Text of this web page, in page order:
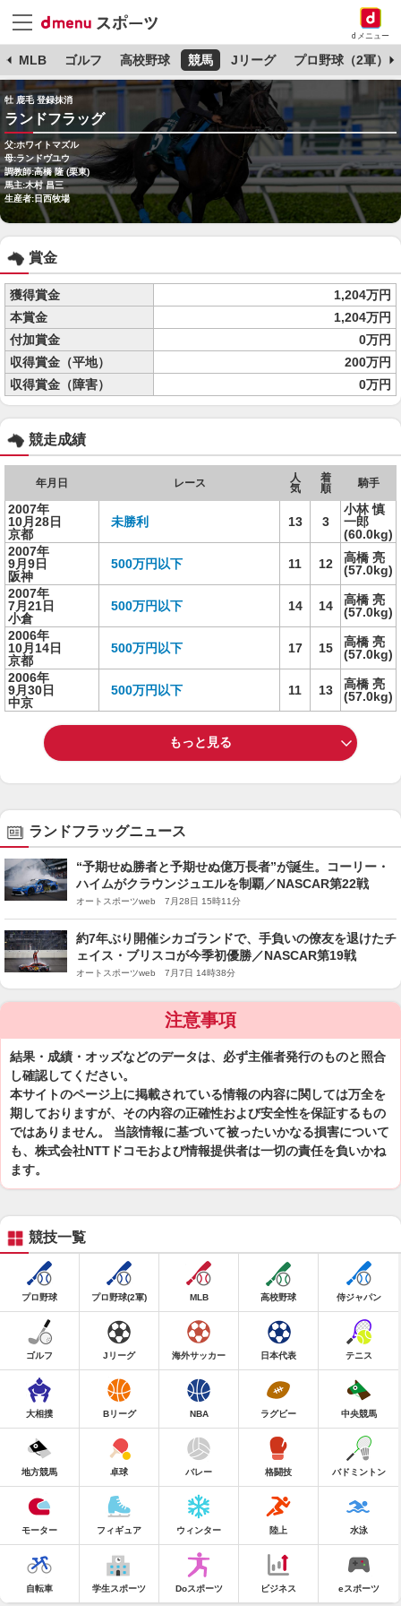
dメニュー
MLB ゴルフ 高校野球 競馬 Jリーグ プロ野球（2軍）
牡 鹿毛 登録抹消
ランドフラッグ
父:ホワイトマズル
母:ランドヴユウ
調教師:高橋 隆 (栗東)
馬主:木村 昌三
生産者:日西牧場
賞金
獲得賞金
1,204万円
本賞金
1,204万円
付加賞金
0万円
収得賞金（平地）
200万円
収得賞金（障害）
0万円
競走成績
年月日 レース
人
気
着
順
騎手
2007年
10月28日
京都
未勝利 13 3
小林 慎
一郎
(60.0kg)
2007年
9月9日
阪神
500万円以下 11 12
高橋 亮
(57.0kg)
2007年
7月21日
小倉
500万円以下 14 14
高橋 亮
(57.0kg)
2006年
10月14日
京都
500万円以下 17 15
高橋 亮
(57.0kg)
2006年
9月30日
中京
500万円以下 11 13
高橋 亮
(57.0kg)
もっと見る
ランドフラッグニュース
“予期せぬ勝者と予期せぬ億万長者”が誕生。コーリー・
ハイムがクラウンジュエルを制覇／NASCAR第22戦
オートスポーツweb 7月28日 15時11分
約7年ぶり開催シカゴランドで、手負いの僚友を退けたチ
ェイス・ブリスコが今季初優勝／NASCAR第19戦
オートスポーツweb 7月7日 14時38分
注意事項
結果・成績・オッズなどのデータは、必ず主催者発行のものと照合
し確認してください。
本サイトのページ上に掲載されている情報の内容に関しては万全を
期しておりますが、その内容の正確性および安全性を保証するもの
ではありません。 当該情報に基づいて被ったいかなる損害について
も、株式会社NTTドコモおよび情報提供者は一切の責任を負いかね
ます。
競技一覧
プロ野球 プロ野球(2軍) MLB 高校野球 侍ジャパン
ゴルフ Jリーグ 海外サッカー 日本代表 テニス
大相撲 Bリーグ NBA ラグビー 中央競馬
地方競馬 卓球 バレー 格闘技 バドミントン
モーター フィギュア ウィンター 陸上 水泳
自転車 学生スポーツ Doスポーツ ビジネス eスポーツ